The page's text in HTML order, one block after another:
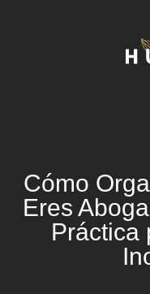
Cómo
Eres
Práctica